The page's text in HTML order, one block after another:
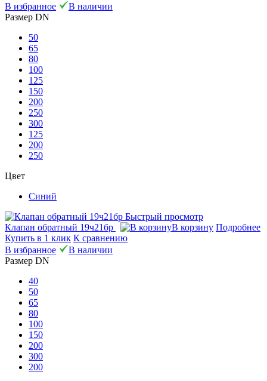
В избранное
В наличии
Размер DN
50
65
80
100
125
150
200
250
300
125
200
250
Цвет
Синий
Быстрый просмотр
Клапан обратный 19ч21бр
В корзину Подробнее
Купить в 1 клик К сравнению
В избранное
В наличии
Размер DN
40
50
65
80
100
150
200
300
200